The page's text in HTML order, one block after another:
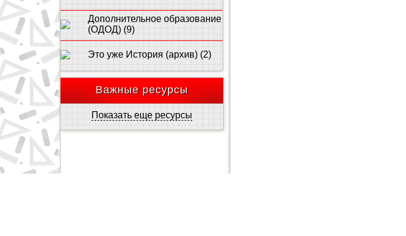
Дополнительное образование
(ОДОД) (9)
Это уже История (архив) (2)
Важные ресурсы
Показать еще ресурсы